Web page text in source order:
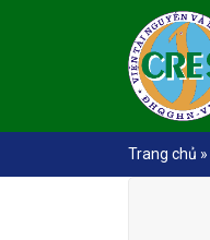
Trang chủ »